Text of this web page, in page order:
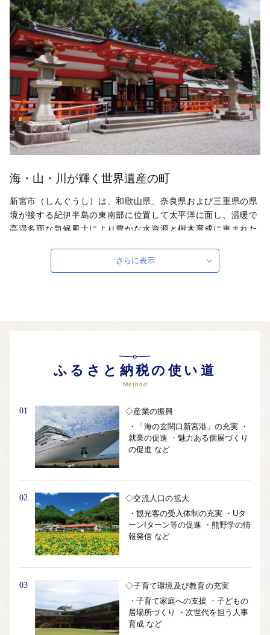
海・山・川が輝く世界遺産の町
新宮市（しんぐうし）は、和歌山県、奈良県および三重県の県
境が接する紀伊半島の東南部に位置して太平洋に面し、温暖で
高湿多雨な気候風土により豊かな水資源と樹木育成に恵まれた
皇東征のコースにあって、日本書紀などには熊野神邑（くまの
かんのむら）と呼ばれ、熊野信仰の中心都市として栄えまし
外部サイトへ遷移します。
個人情報の保護は遷移先サイトの方針に従います。
さらに表示
ふるさと納税の使い道
Method
01
◇産業の振興
・「海の玄関口新宮港」の充実 ・
就業の促進 ・魅力ある個展づくり
の促進 など
02
◇交流人口の拡大
・観光客の受入体制の充実 ・Uタ
ーンIターン等の促進 ・熊野学の情
報発信 など
03
◇子育て環境及び教育の充実
・子育て家庭への支援 ・子どもの
居場所づくり ・次世代を担う人事
育成 など